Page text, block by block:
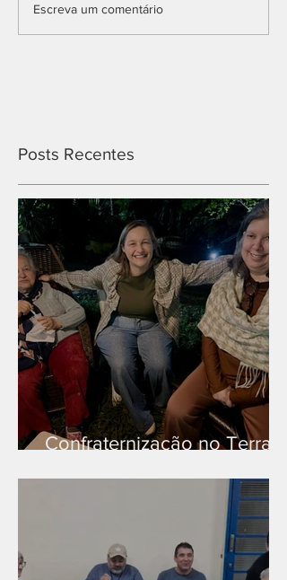
Escreva um comentário
Posts Recentes
Confraternização no Terra